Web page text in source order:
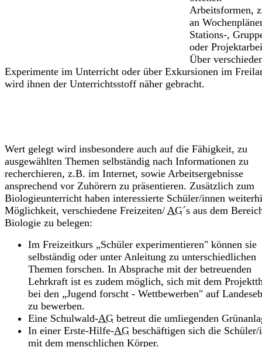
Arbeitsformen,
an
Stations-,
oder
Über
Experimente im Unterricht oder über Exkursionen im
wird ihnen der Unterrichtsstoff näher gebracht.
Wert gelegt wird insbesondere auch auf die Fähigkeit, zu
ausgewählten Themen selbständig nach Informationen zu
recherchieren, z.B. im Internet, sowie Arbeitsergebnisse
ansprechend vor Zuhörern zu präsentieren. Zusätzlich zum
Biologieunterricht haben interessierte Schüler/innen
Möglichkeit, verschiedene Freizeiten/ AG´s aus dem
Biologie zu belegen:
Im Freizeitkurs „Schüler experimentieren" können sie
selbständig oder unter Anleitung zu unterschiedlichen
Themen forschen. In Absprache mit der betreuenden
Lehrkraft ist es zudem möglich, sich mit dem
bei den „Jugend forscht - Wettbewerben" auf
zu bewerben.
Eine Schulwald-AG betreut die umliegenden
In einer Erste-Hilfe-AG beschäftigen sich die Schüler/
mit dem menschlichen Körper.